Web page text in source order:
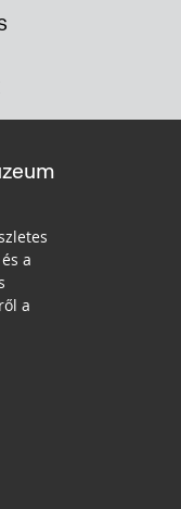
a
a